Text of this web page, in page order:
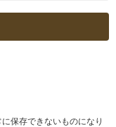
保存できないものになり